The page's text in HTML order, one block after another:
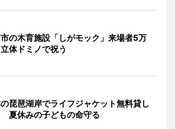
の木育施設「しがモック」来場者5万
体ドミノで祝う
琵琶湖岸でライフジャケット無料貸し
夏休みの子どもの命守る